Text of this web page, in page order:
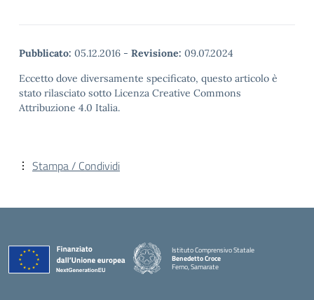
Pubblicato: 05.12.2016 - Revisione: 09.07.2024
Eccetto dove diversamente specificato, questo articolo è
stato rilasciato sotto Licenza Creative Commons
Attribuzione 4.0 Italia.
Stampa / Condividi
Istituto Comprensivo Statale
Benedetto Croce
Ferno, Samarate